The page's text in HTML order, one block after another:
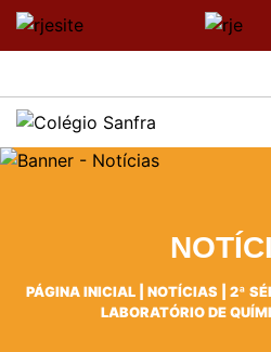
PÁGINA INICIAL| NOTÍCIAS
2ª
LABORATÓRIO DE